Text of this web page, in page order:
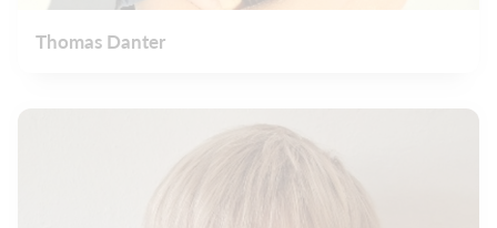
Thomas Danter